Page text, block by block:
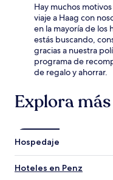
Hay muchos
viaje a Haag con
en la mayoría de
estás buscando,
gracias a nuestra
programa de
de regalo y ahorrar.
Explora más
Hospedaje
Hoteles en Penz